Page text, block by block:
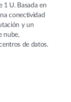
1 U. Basada en
conectividad
y un
nube,
de datos.